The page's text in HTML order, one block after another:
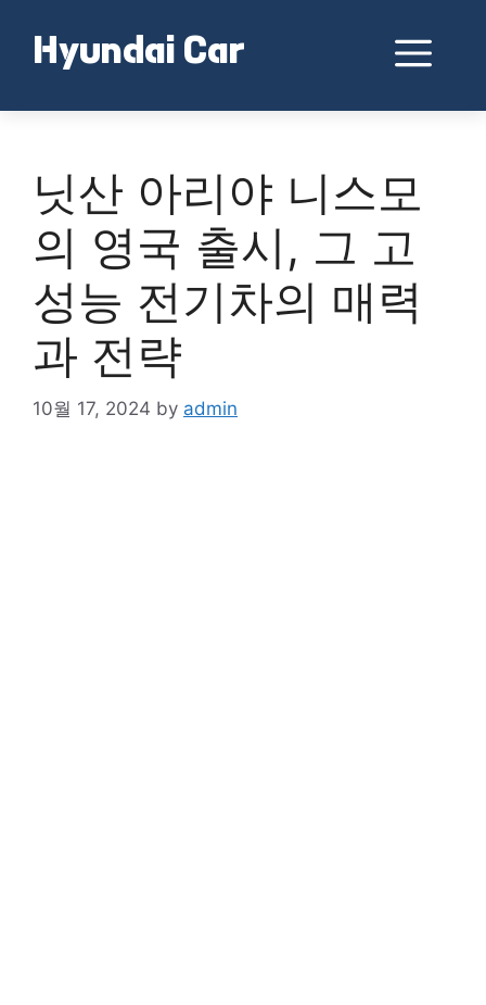
contentHyundai Car
닛산 아리야 니스모
의 영국 출시, 그 고
성능 전기차의 매력
과 전략
10월 17, 2024 by admin